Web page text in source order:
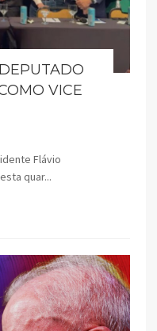
VICE
Flávio
quar...